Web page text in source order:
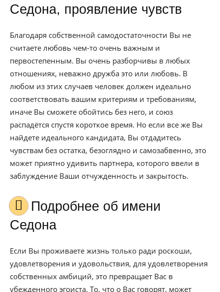
Седона, проявление чувств
Благодаря собственной самодостаточности Вы не
считаете любовь чем-то очень важным и
первостепенным. Вы очень разборчивы в любых
отношениях, неважно дружба это или любовь. В
любом из этих случаев человек должен идеально
соответствовать вашим критериям и требованиям,
иначе Вы сможете обойтись без него, и союз
распадётся спустя короткое время. Но если все же Вы
найдете идеального кандидата, Вы отдадитесь
чувствам без остатка, безоглядно и самозабвенно, это
может приятно удивить партнера, которого ввели в
заблуждение Ваши отчужденность и закрытость.
Подробнее об имени
Седона
Если Вы проживаете жизнь только ради роскоши,
удовлетворения и удовольствия, для удовлетворения
собственных амбиций, это превращает Вас в
убежденного эгоиста. То, что о Вас говорят, может